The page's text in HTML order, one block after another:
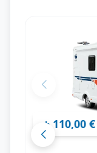
ab 110,00 €